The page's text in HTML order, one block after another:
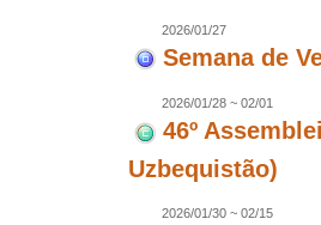
2026/01/27
Semana de
2026/01/28 ~ 02/01
46º
Uzbequistão)
2026/01/30 ~ 02/15